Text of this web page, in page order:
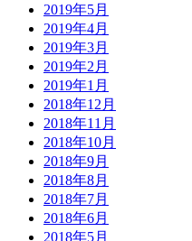
2019年5月
2019年4月
2019年3月
2019年2月
2019年1月
2018年12月
2018年11月
2018年10月
2018年9月
2018年8月
2018年7月
2018年6月
2018年5月